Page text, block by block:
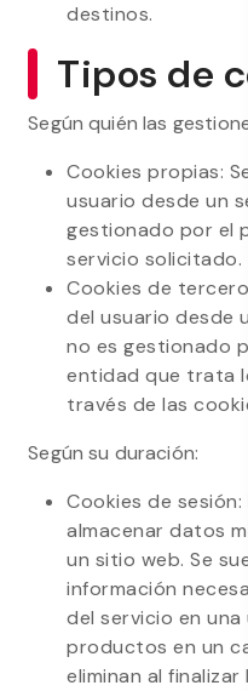
destinos.
Tipos de
Según quién las
Cookies propias:
usuario desde un
gestionado por el
servicio solicitado.
Cookies de
del usuario desde
no es gestionado
entidad que trata
través de las
Según su duración:
Cookies de sesión:
almacenar datos
un sitio web. Se
información
del servicio en una
productos en un
eliminan al finalizar